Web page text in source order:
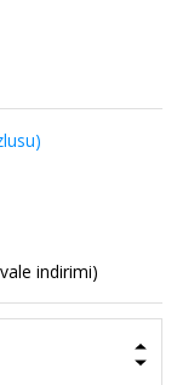
indirimi)